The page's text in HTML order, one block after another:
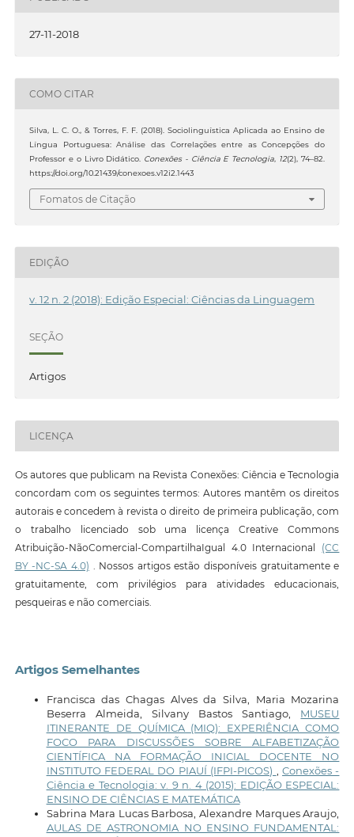
27-11-2018
COMO CITAR
Silva, L. C. O., & Torres, F. F. (2018). Sociolinguística Aplicada ao Ensino de
Língua Portuguesa: Análise das Correlações entre as Concepções do
Professor e o Livro Didático. Conexões - Ciência E Tecnologia, 12(2), 74–82.
https://doi.org/10.21439/conexoes.v12i2.1443
Fomatos de Citação
EDIÇÃO
v. 12 n. 2 (2018): Edição Especial: Ciências da Linguagem
SEÇÃO
Artigos
LICENÇA
Os autores que publicam na Revista Conexões: Ciência e Tecnologia
concordam com os seguintes termos: Autores mantêm os direitos
autorais e concedem à revista o direito de primeira publicação, com
o trabalho licenciado sob uma licença Creative Commons
Atribuição-NãoComercial-CompartilhaIgual 4.0 Internacional (CC
BY -NC-SA 4.0) . Nossos artigos estão disponíveis gratuitamente e
gratuitamente, com privilégios para atividades educacionais,
pesqueiras e não comerciais.
Artigos Semelhantes
Francisca das Chagas Alves da Silva, Maria Mozarina
Beserra Almeida, Silvany Bastos Santiago, MUSEU
ITINERANTE DE QUÍMICA (MIQ): EXPERIÊNCIA COMO
FOCO PARA DISCUSSÕES SOBRE ALFABETIZAÇÃO
CIENTÍFICA NA FORMAÇÃO INICIAL DOCENTE NO
INSTITUTO FEDERAL DO PIAUÍ (IFPI-PICOS)
,Conexões -
Ciência e Tecnologia: v. 9 n. 4 (2015): EDIÇÃO ESPECIAL:
ENSINO DE CIÊNCIAS E MATEMÁTICA
Sabrina Mara Lucas Barbosa, Alexandre Marques Araujo,
AULAS DE ASTRONOMIA NO ENSINO FUNDAMENTAL: